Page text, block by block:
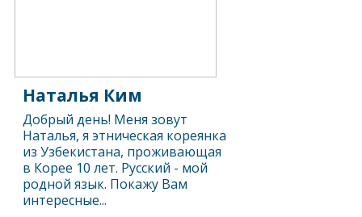
Наталья Ким
Добрый день! Меня зовут
Наталья, я этническая кореянка
из Узбекистана, проживающая
в Корее 10 лет. Русский - мой
родной язык. Покажу Вам
интересные...